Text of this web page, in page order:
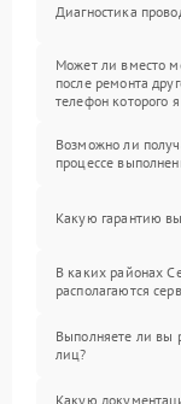
Диагностика
Может ли вместо
после ремонта
телефон которого
Возможно ли
процессе
Какую гарантию
В каких районах
располагаются
Выполняете ли вы
лиц?
Какую